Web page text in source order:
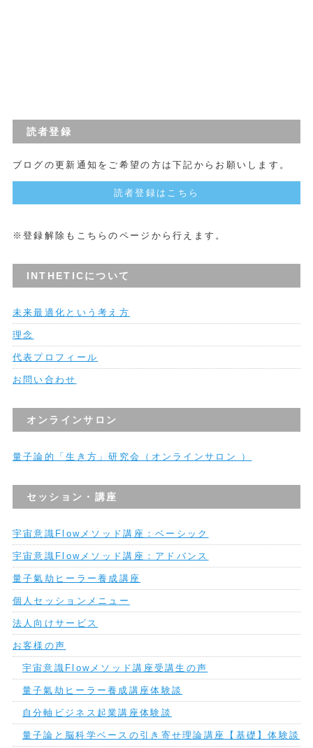
読者登録
ブログの更新通知をご希望の方は下記からお願いします。
読者登録はこちら
※登録解除もこちらのページから行えます。
INTHETICについて
未来最適化という考え方
理念
代表プロフィール
お問い合わせ
オンラインサロン
量子論的「生き方」研究会（オンラインサロン ）
セッション・講座
宇宙意識Flowメソッド講座：ベーシック
宇宙意識Flowメソッド講座：アドバンス
量子氣劫ヒーラー養成講座
個人セッションメニュー
法人向けサービス
お客様の声
宇宙意識Flowメソッド講座受講生の声
量子氣劫ヒーラー養成講座体験談
自分軸ビジネス起業講座体験談
量子論と脳科学ベースの引き寄せ理論講座【基礎】体験談